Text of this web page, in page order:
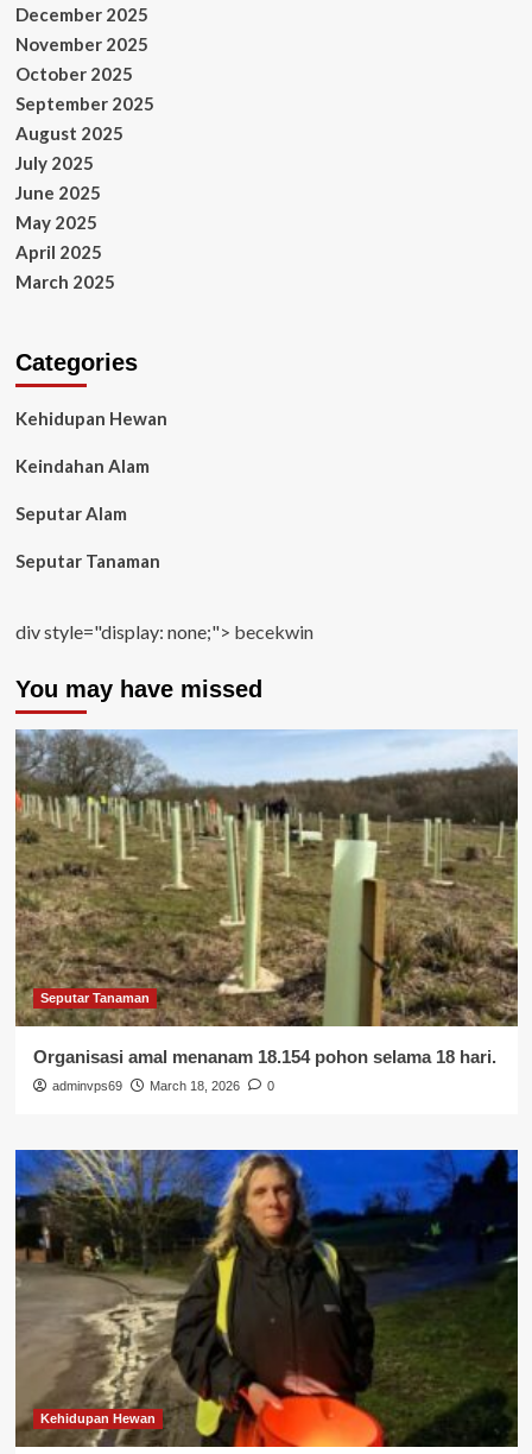
December 2025
November 2025
October 2025
September 2025
August 2025
July 2025
June 2025
May 2025
April 2025
March 2025
Categories
Kehidupan Hewan
Keindahan Alam
Seputar Alam
Seputar Tanaman
div style="display: none;"> becekwin
You may have missed
Seputar Tanaman
Organisasi amal menanam 18.154 pohon selama 18 hari.
adminvps69 March 18, 2026 0
Kehidupan Hewan